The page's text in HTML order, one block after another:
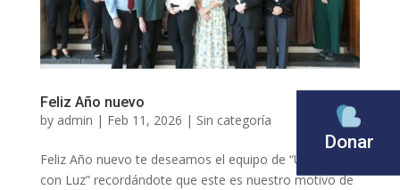
Feliz Año nuevo
by admin | Feb 11, 2026 | Sin categoría
Feliz Año nuevo te deseamos el equipo de “Un Camino
con Luz” recordándote que este es nuestro motivo de
Donar